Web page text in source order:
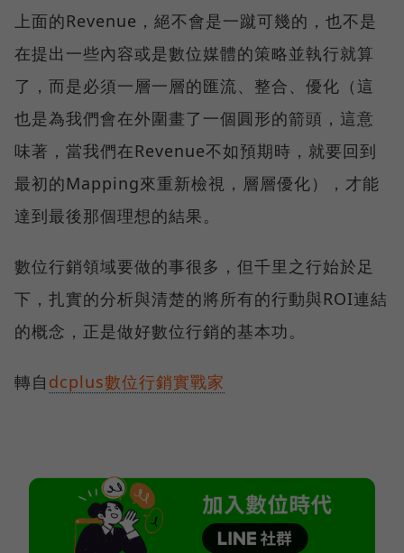
上面的Revenue，絕不會是一蹴可幾的，也不是
在提出一些內容或是數位媒體的策略並執行就算
了，而是必須一層一層的匯流、整合、優化（這
也是為我們會在外圍畫了一個圓形的箭頭，這意
味著，當我們在Revenue不如預期時，就要回到
最初的Mapping來重新檢視，層層優化），才能
達到最後那個理想的結果。
數位行銷領域要做的事很多，但千里之行始於足
下，扎實的分析與清楚的將所有的行動與ROI連結
的概念，正是做好數位行銷的基本功。
轉自 dcplus數位行銷實戰家